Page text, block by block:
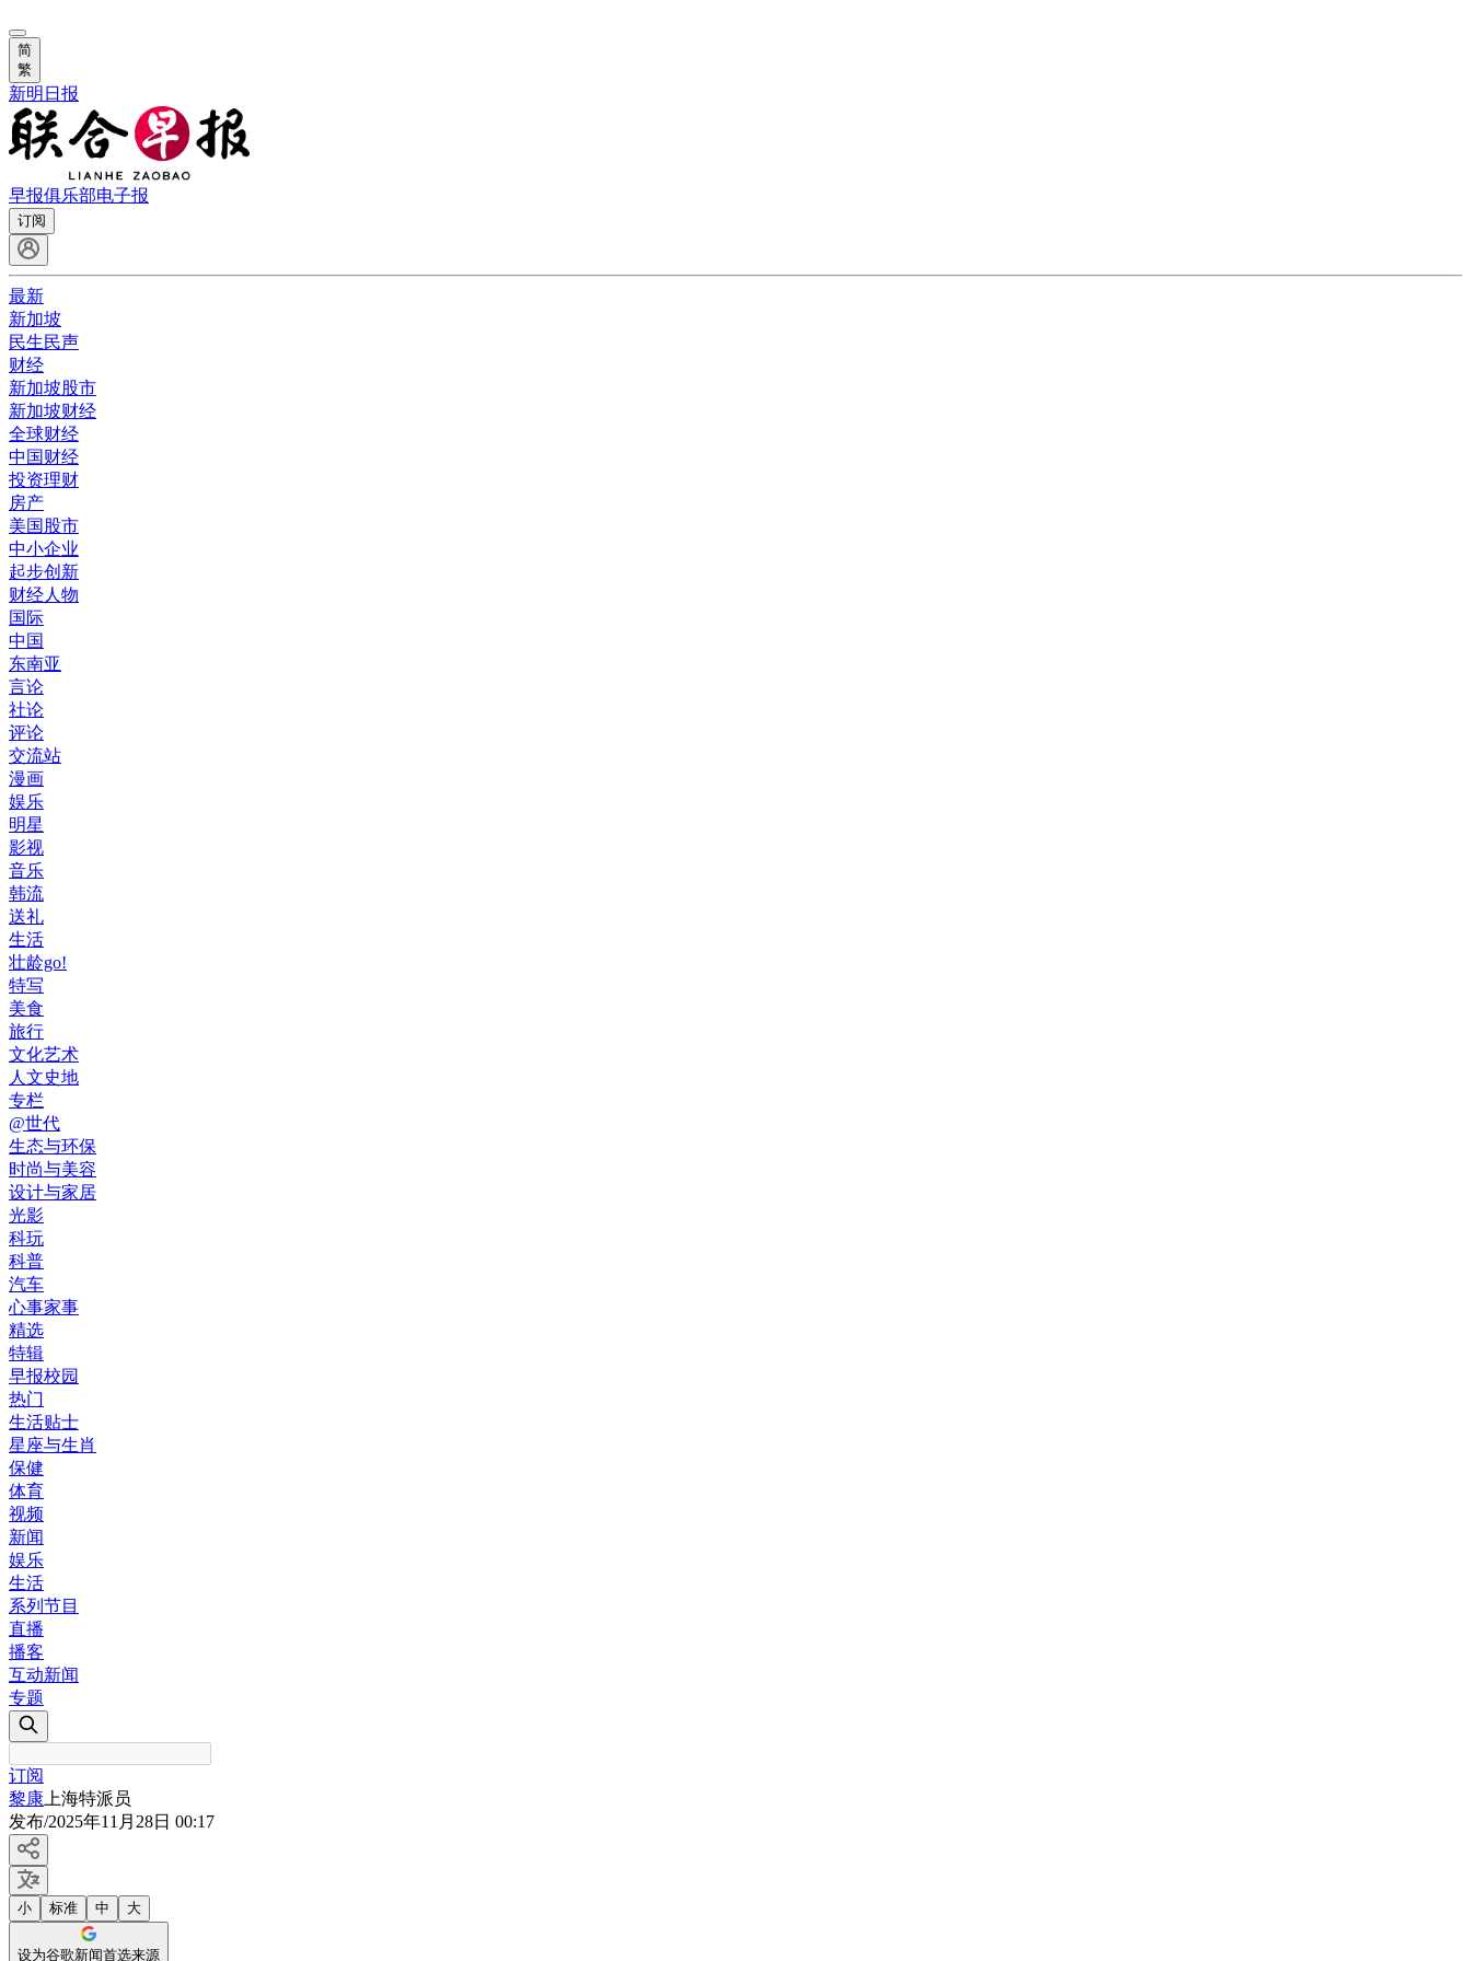
简
繁
新明日报
早报俱乐部电子报
订阅
最新
新加坡
民生民声
财经
新加坡股市
新加坡财经
全球财经
中国财经
投资理财
房产
美国股市
中小企业
起步创新
财经人物
国际
中国
东南亚
言论
社论
评论
交流站
漫画
娱乐
明星
影视
音乐
韩流
送礼
生活
壮龄go!
特写
美食
旅行
文化艺术
人文史地
专栏
@世代
生态与环保
时尚与美容
设计与家居
光影
科玩
科普
汽车
心事家事
精选
特辑
早报校园
热门
生活贴士
星座与生肖
保健
体育
视频
新闻
娱乐
生活
系列节目
直播
播客
互动新闻
专题
订阅
黎康 上海特派员
发布/2025年11月28日 00:17
小 标准 中 大
设为谷歌新闻首选来源